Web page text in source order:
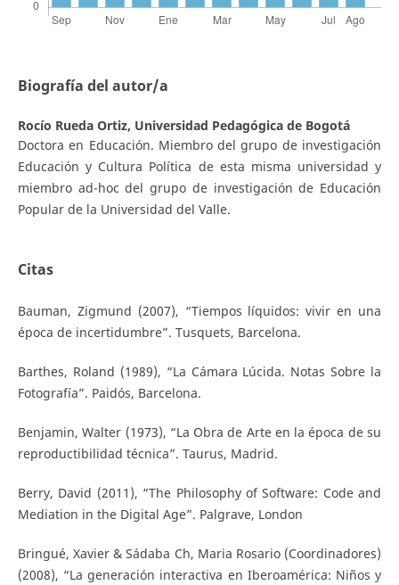
Biografía del autor/a
Rocío Rueda Ortiz, Universidad Pedagógica de Bogotá
Doctora en Educación. Miembro del grupo de investigación
Educación y Cultura Política de esta misma universidad y
miembro ad-hoc del grupo de investigación de Educación
Popular de la Universidad del Valle.
Citas
Bauman, Zigmund (2007), “Tiempos líquidos: vivir en una
época de incertidumbre”. Tusquets, Barcelona.
Barthes, Roland (1989), “La Cámara Lúcida. Notas Sobre la
Fotografía”. Paidós, Barcelona.
Benjamin, Walter (1973), “La Obra de Arte en la época de su
reproductibilidad técnica”. Taurus, Madrid.
Berry, David (2011), “The Philosophy of Software: Code and
Mediation in the Digital Age”. Palgrave, London
Bringué, Xavier & Sádaba Ch, Maria Rosario (Coordinadores)
(2008), “La generación interactiva en Iberoamérica: Niños y